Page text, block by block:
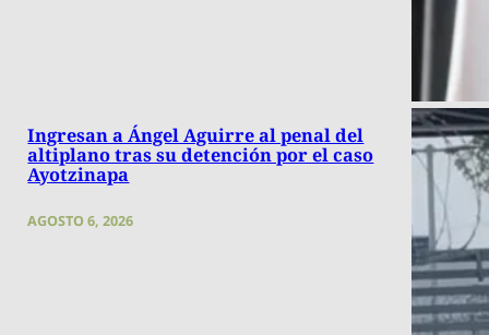
Ingresan a Ángel Aguirre al penal del
altiplano tras su detención por el caso
Ayotzinapa
AGOSTO 6, 2026